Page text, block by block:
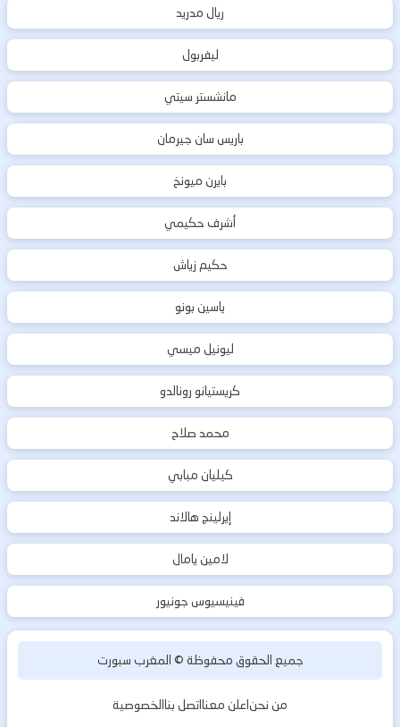
ريال مدريد
ليفربول
مانشستر سيتي
باريس سان جيرمان
بايرن ميونخ
أشرف حكيمي
حكيم زياش
ياسين بونو
ليونيل ميسي
كريستيانو رونالدو
محمد صلاح
كيليان مبابي
إيرلينج هالاند
لامين يامال
فينيسيوس جونيور
جميع الحقوق محفوظة ©المغرب سبورت
من نحناعلن معنااتصل بناالخصوصية